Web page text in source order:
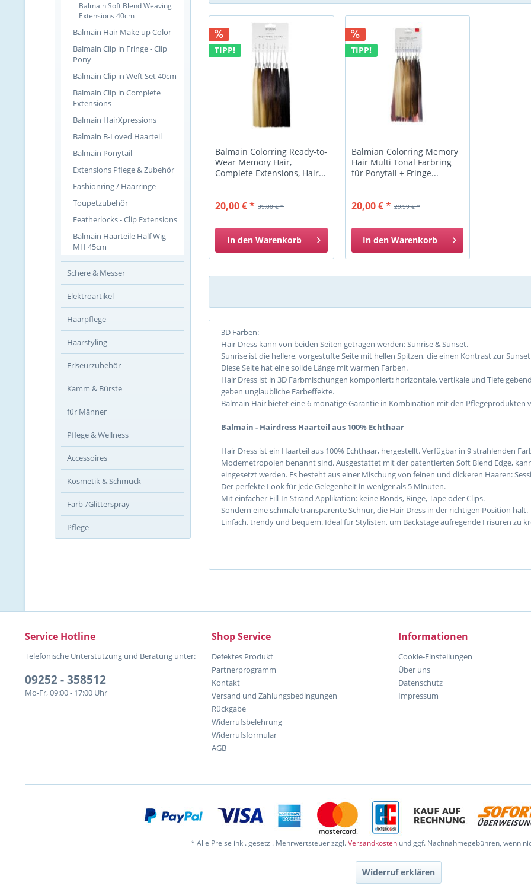
Balmain Soft Blend Weaving
Extensions 40cm
Balmain Hair Make up Color
Balmain Clip in Fringe - Clip
Pony
Balmain Clip in Weft Set 40cm
Balmain Clip in Complete
Extensions
Balmain HairXpressions
Balmain B-Loved Haarteil
Balmain Ponytail
Extensions Pflege & Zubehör
Fashionring / Haarringe
Toupetzubehör
Featherlocks - Clip Extensions
Balmain Haarteile Half Wig
MH 45cm
Schere & Messer
Elektroartikel
Haarpflege
Haarstyling
Friseurzubehör
Kamm & Bürste
für Männer
Pflege & Wellness
Accessoires
Kosmetik & Schmuck
Farb-/Glitterspray
Pflege
TIPP!
Balmain Colorring Ready-to-
Wear Memory Hair,
Complete Extensions, Hair...
39,00 € *
20,00 € *
In den Warenkorb
TIPP!
Balmian Colorring Memory
Hair Multi Tonal Farbring
für Ponytail + Fringe...
29,99 € *
20,00 € *
In den Warenkorb
3D Farben:
Hair Dress kann von beiden Seiten getragen werden: Sunrise & Sunset.
Sunrise ist die hellere, vorgestufte Seite mit hellen Spitzen, die einen Kontrast zur
Diese Seite hat eine solide Länge mit warmen Farben.
Hair Dress ist in 3D Farbmischungen komponiert: horizontale, vertikale und Tiefe
geben unglaubliche Farbeffekte.
Balmain Hair bietet eine 6 monatige Garantie in Kombination mit den Pflegeprodukten
Balmain - Hairdress Haarteil aus 100% Echthaar
Hair Dress ist ein Haarteil aus 100% Echthaar, hergestellt. Verfügbar in 9 strahlenden
Modemetropolen benannt sind. Ausgestattet mit der patentierten Soft Blend Edge,
eingesetzt werden. Es besteht aus einer Mischung von feinen und dickeren Haaren:
Der perfekte Look für jede Gelegenheit in weniger als 5 Minuten.
Mit einfacher Fill-In Strand Applikation: keine Bonds, Ringe, Tape oder Clips.
Sondern eine schmale transparente Schnur, die Hair Dress in der richtigen Position hält.
Einfach, trendy und bequem. Ideal für Stylisten, um Backstage aufregende Frisuren zu
Service Hotline
Telefonische Unterstützung und Beratung unter:
09252 - 358512
Mo-Fr, 09:00 - 17:00 Uhr
Shop Service
Defektes Produkt
Partnerprogramm
Kontakt
Versand und Zahlungsbedingungen
Rückgabe
Widerrufsbelehrung
Widerrufsformular
AGB
Informationen
Cookie-Einstellungen
Über uns
Datenschutz
Impressum
* Alle Preise inkl. gesetzl. Mehrwertsteuer zzgl.Versandkostenund ggf. Nachnahmegebühren, wenn
Widerruf erklären